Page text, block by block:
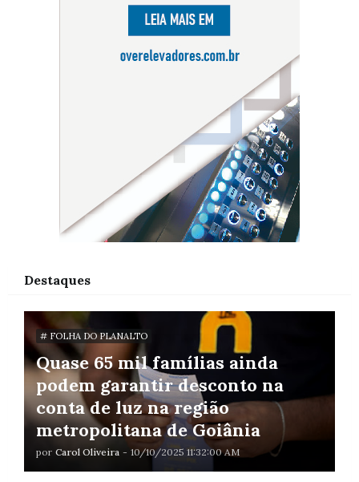
Destaques
# FOLHA DO PLANALTO
Quase 65 mil famílias ainda
podem garantir desconto na
conta de luz na região
metropolitana de Goiânia
por Carol Oliveira - 10/10/2025 11:32:00 AM